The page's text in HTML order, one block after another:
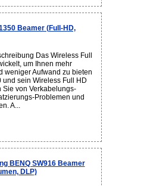
Beamer (Full-HD,
Das Wireless Full
um Ihnen mehr
weniger Aufwand zu bieten
und sein Wireless Full HD
Sie von Verkabelungs-
Problemen und
A...
BENQ SW916 Beamer
DLP)